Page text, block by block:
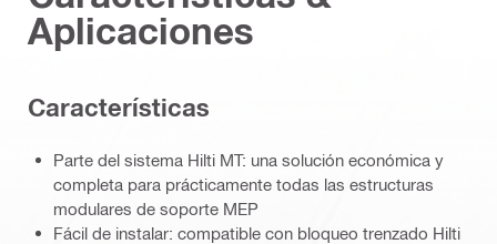
Aplicaciones
Caracterí­sticas
Parte del sistema Hilti MT: una solución económica y
completa para prácticamente todas las estructuras
modulares de soporte MEP
Fácil de instalar: compatible con bloqueo trenzado Hilti